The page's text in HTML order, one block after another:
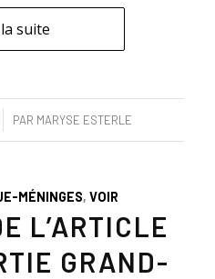
suite
PAR MARYSE ESTERLE
MÉNINGES, VOIR
L’ARTICLE
GRAND-